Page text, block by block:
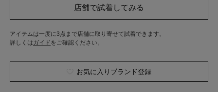
アイテムは一度に3点まで店舗に取り寄せて試着できます。
詳しくはガイド をご確認ください。
お気に入りブランド登録